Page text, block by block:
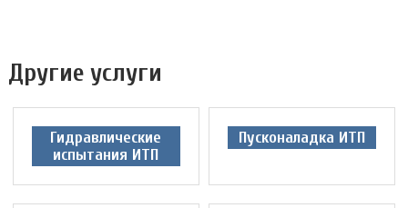
Другие услуги
Гидравлические
испытания ИТП
Пусконаладка ИТП